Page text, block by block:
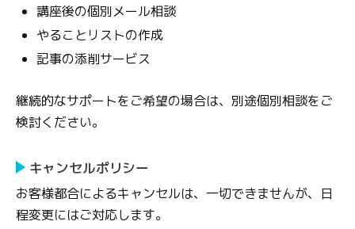
講座後の個別メール相談
やることリストの作成
記事の添削サービス
継続的なサポートをご希望の場合は、別途個別相談をご
検討ください。
キャンセルポリシー
お客様都合によるキャンセルは、一切できませんが、日
程変更にはご対応します。